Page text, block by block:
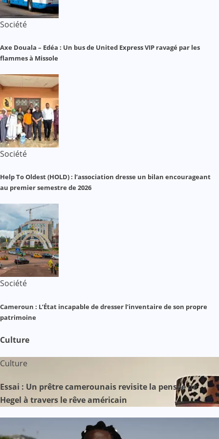
Société
Axe Douala – Edéa : Un bus de United Express VIP ravagé par les
flammes à Missole
Société
Help To Oldest (HOLD) : l’association dresse un bilan encourageant
au premier semestre de 2026
Société
Cameroun : L’État incapable de dresser l’inventaire de son propre
patrimoine
Culture
Culture
Essai : Un prêtre camerounais revisite la pensée de
Hegel à travers le rêve américain